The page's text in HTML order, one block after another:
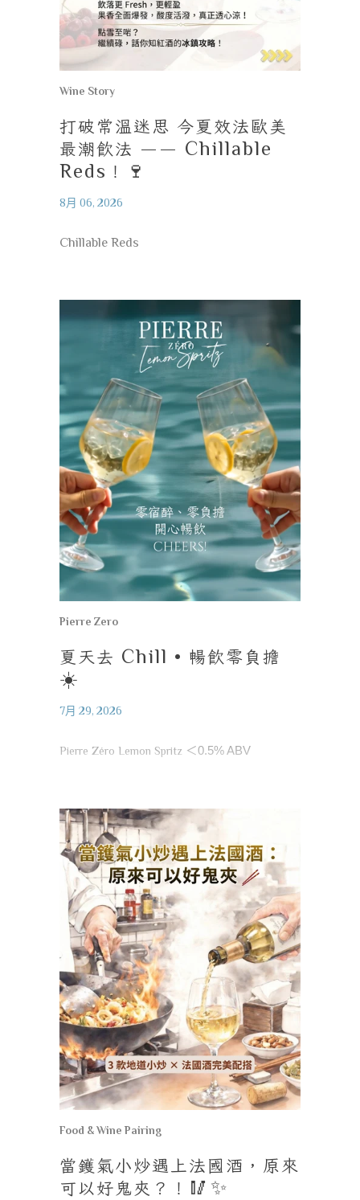
Wine Story
打破常溫迷思 今夏效法歐美
最潮飲法 —— Chillable
Reds ！ 🍷
8月 06, 2026
Chillable Reds
Pierre Zero
夏天去 Chill • 暢飲零負擔
☀️
7月 29, 2026
Pierre Zéro Lemon Spritz ＜0.5% ABV
Food & Wine Pairing
當鑊氣小炒遇上法國酒，原來
可以好鬼夾？！ 🥢✨